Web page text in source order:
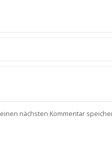
nächsten Kommentar